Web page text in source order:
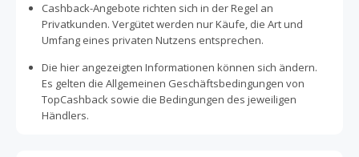
Cashback-Angebote richten sich in der Regel an
Privatkunden. Vergütet werden nur Käufe, die Art und
Umfang eines privaten Nutzens entsprechen.
Die hier angezeigten Informationen können sich ändern.
Es gelten die Allgemeinen Geschäftsbedingungen von
TopCashback sowie die Bedingungen des jeweiligen
Händlers.